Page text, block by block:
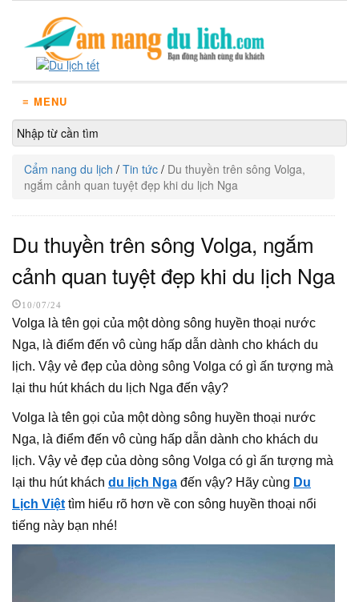
≡ MENU
Cẩm nang du lịch / Tin tức / Du thuyền trên sông Volga,
ngắm cảnh quan tuyệt đẹp khi du lịch Nga
Du thuyền trên sông Volga, ngắm
cảnh quan tuyệt đẹp khi du lịch Nga
10/07/24
Volga là tên gọi của một dòng sông huyền thoại nước
Nga, là điểm đến vô cùng hấp dẫn dành cho khách du
lịch. Vậy vẻ đẹp của dòng sông Volga có gì ấn tượng mà
lại thu hút khách du lịch Nga đến vậy?
Volga là tên gọi của một dòng sông huyền thoại nước
Nga, là điểm đến vô cùng hấp dẫn dành cho khách du
lịch. Vậy vẻ đẹp của dòng sông Volga có gì ấn tượng mà
lại thu hút khách du lịch Nga đến vậy? Hãy cùng Du
Lịch Việt tìm hiểu rõ hơn về con sông huyền thoại nổi
tiếng này bạn nhé!